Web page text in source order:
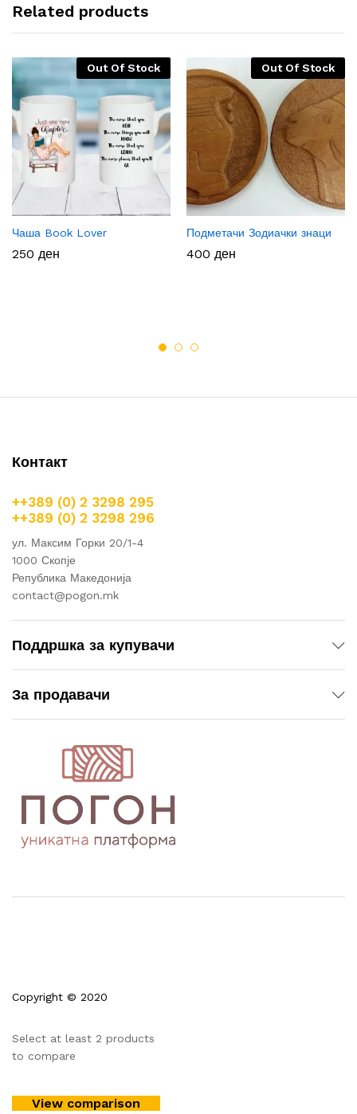
Related products
Out Of Stock
Чаша Book Lover
250 ден
Out Of Stock
Подметачи Зодиачки знаци
400 ден
Контакт
++389 (0) 2 3298 295
++389 (0) 2 3298 296
ул. Максим Горки 20/1-4
1000 Скопје
Република Македонија
contact@pogon.mk
Поддршка за купувачи
За продавачи
Copyright © 2020
Select at least 2 products
to compare
View comparison